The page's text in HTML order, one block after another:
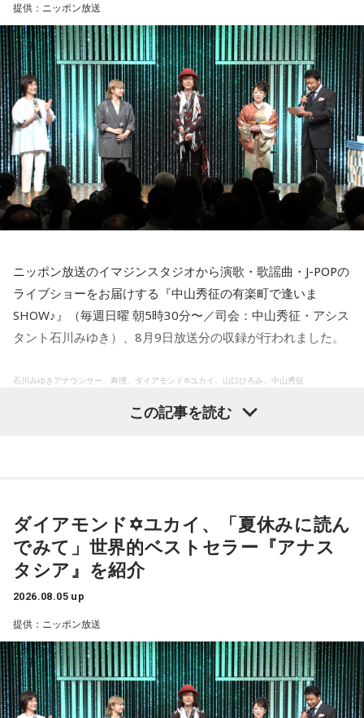
進んだ。金利も上がった。それをさせないために裏でベッセ
ント（米財務長官）さんと手を組んで、その日に合わせて協
調介入。高市さんの政治判断のタイミング、やり方。国民の
ほうを向いているのかな、と疑問に思ってしまいます」
ルグッズストア」にて受付。 9月25日（金）以降順次発送予
定。
URL：https://official-goods-store.jp/muso/
■番組タイトル：『オールナイトニッポンPODCAST 長浜広奈
天下無双』
■配信日時：毎週水曜日 18時頃
■パーソナリティ：長浜広奈
■メールアドレス：hina@allnightnippon.com
■番組X：@hina_annp
■番組ハッシュタグ：#長浜広奈ANNP◆配信先：radiko、ニ
ッポン放送PODCAST STATION
（https://podcast.1242.com） ほか各種ポッドキャストアプ
提供：ニッポン放送
ニッポン放送のイマジンスタジオから演歌・歌謡曲・J-POPの
ライブショーをお届けする『中山秀征の有楽町で逢いま
SHOW♪』（毎週日曜 朝5時30分〜／司会：中山秀征・アシス
タント石川みゆき）、8月9日放送分の収録が行われました。
石川みゆきアナウンサー、寿理、ダイアモンド✡ユカイ、山口ひろみ、中山秀征
今回のゲストは、ダイアモンド✡ユカイさん、山口ひろみさ
オープニングで、恩師・北島三郎さんの『竹』を山口ひろみ
さんに歌っていただきました。
山口ひろみさんは、大阪市出身。2002年、『いぶし銀』でデ
ビュー。今年、デビュー25周年を迎えられました。
「今回、『竹』を選んだのは、北島先生の弟子として入門し
た頃、ご自宅を掃除しながら鼻歌で歌っていたら、北島先生
に聴かれてしまった思い出の曲だからです。それまで弟子入
りしてもレッスンはなかったのですが、これをきっかけにレ
この記事を読む
ダイアモンド✡ユカイ、「夏休みに読ん
でみて」世界的ベストセラー『アナス
タシア』を紹介
2026.08.05 up
提供：ニッポン放送